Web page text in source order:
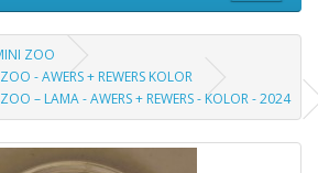
ZOO
- AWERS + REWERS KOLOR
– LAMA - AWERS + REWERS - KOLOR - 2024